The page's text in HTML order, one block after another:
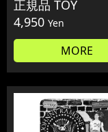
正規品 TOY
4,950 Yen
MORE